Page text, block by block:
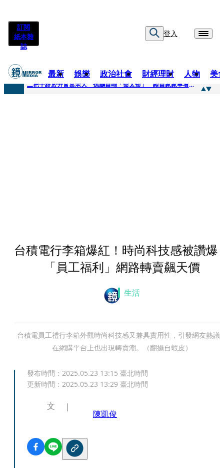
訂閱
紙本雜
誌
登入
最新 娛樂 政治社會 財經理財 人物 美
快訊
二把手終於升官當老大 孫鵬自嘲「命太短」 談自家家事看超開：誰家鍋底沒灰塵
台積電行李箱爆紅！時尚科技感被讚
「員工福利」網路轉賣飆天價
生活
台積電員工禮行李箱外觀時尚科技感又兼具實用性，引發網友熱議
在網購平台上也出現轉賣潮。（翻攝自蝦皮）
發布時間： 2025.05.23 13:15 臺北時間
更新時間： 2025.05.23 13:29 臺北時間
文
陳凱俊